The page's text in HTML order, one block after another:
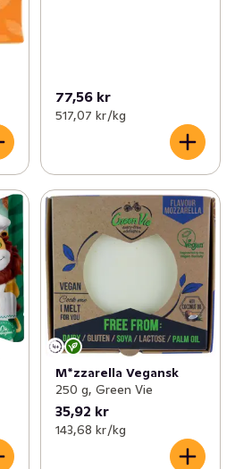
77,56 kr
517,07 kr /kg
M*zzarella Vegansk
250 g, Green Vie
35,92 kr
143,68 kr /kg